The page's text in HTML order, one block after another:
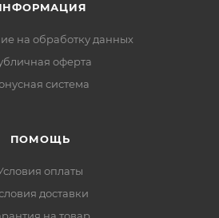
на обработку данных
оферта
система
ПОМОЩЬ
оплаты
доставки